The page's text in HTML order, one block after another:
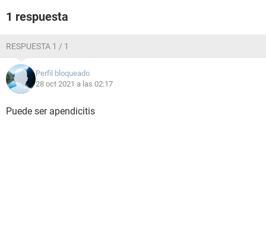
1 respuesta
RESPUESTA 1 / 1
Perfil bloqueado
28 oct 2021 a las 02:17
Puede ser apendicitis